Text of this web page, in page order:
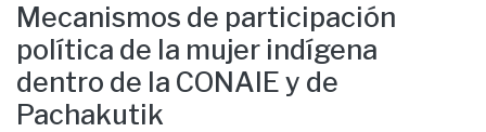
Mecanismos de participación
política de la mujer indígena
dentro de la CONAIE y de
Pachakutik